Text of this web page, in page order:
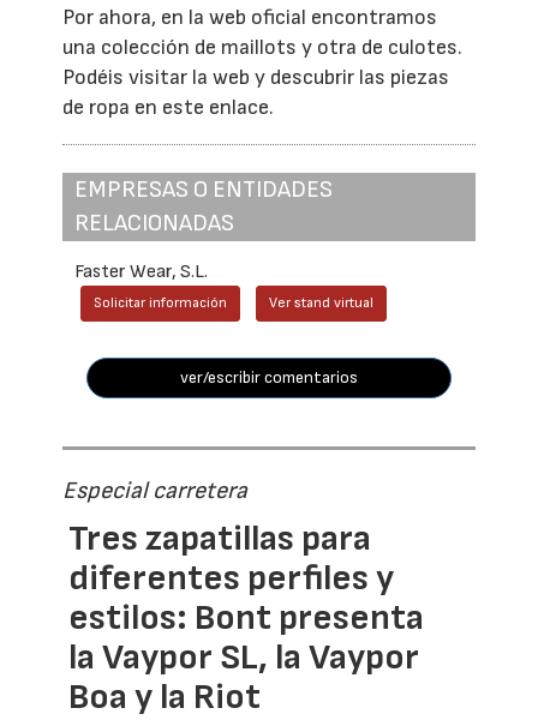
Por ahora, en la web oficial encontramos
una colección de maillots y otra de culotes.
Podéis visitar la web y descubrir las piezas
de ropa en este enlace.
EMPRESAS O ENTIDADES
RELACIONADAS
Faster Wear, S.L.
Solicitar información Ver stand virtual
ver/escribir comentarios
Especial carretera
Tres zapatillas para
diferentes perfiles y
estilos: Bont presenta
la Vaypor SL, la Vaypor
Boa y la Riot